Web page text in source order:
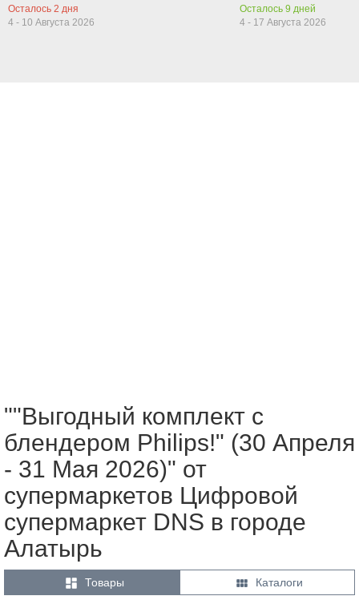
Осталось 2 дня
4 - 10 Августа 2026
Осталось 9 дней
4 - 17 Августа 2026
""Выгодный комплект с
блендером Philips!" (30 Апреля
- 31 Мая 2026)" от
супермаркетов Цифровой
супермаркет DNS в городе
Алатырь
 Товары  Каталоги